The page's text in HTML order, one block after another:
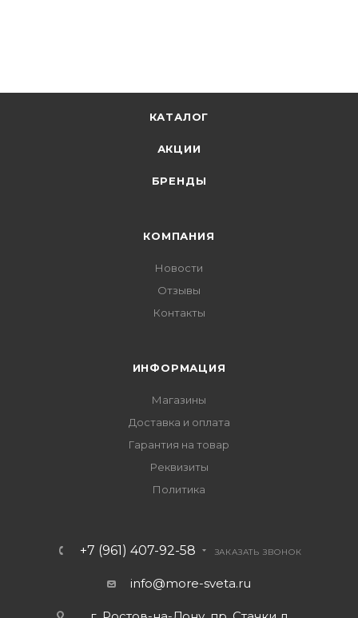
КАТАЛОГ
АКЦИИ
БРЕНДЫ
КОМПАНИЯ
Новости
Отзывы
Контакты
ИНФОРМАЦИЯ
Магазины
Доставка и оплата
Гарантия на товар
Реквизиты
Политика
+7 (961) 407-92-58 ЗАКАЗАТЬ ЗВОНОК
info@more-sveta.ru